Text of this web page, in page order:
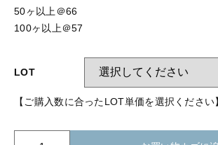
50ヶ以上＠66
100ヶ以上＠57
LOT
【ご購入数に合ったLOT単価を選択ください
【留め金具】 イヤリング
【留め金具】 クリップ・差込
【留め金具】 マスク用クリップ
【留め金具】 ネクタイピン
【留め金具】 指輪
【留め金具】 イヤリン